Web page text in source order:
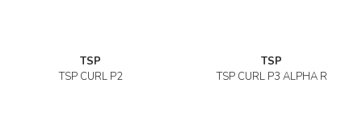
TSP
TSP CURL P2
TSP
TSP CURL P3 ALPHA R